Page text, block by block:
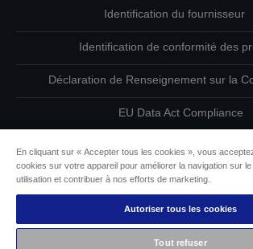
Identification du fournisseur
Identification de conformité des
Déclaration de Renseignement sur la
EU Data Act Compliance
Informations sur les cookies
L’engagement d’Epson pour
En cliquant sur « Accepter tous les cookies », vous
cookies sur votre appareil pour améliorer la navigation sur
utilisation et contribuer à nos efforts de marketing.
Autoriser tous les cookies
Tout refuser